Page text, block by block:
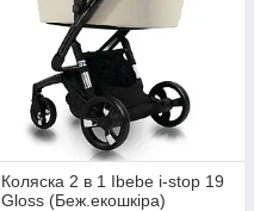
Коляска 2 в 1 Ibebe i-stop 19
Gloss (Беж.екошкіра)